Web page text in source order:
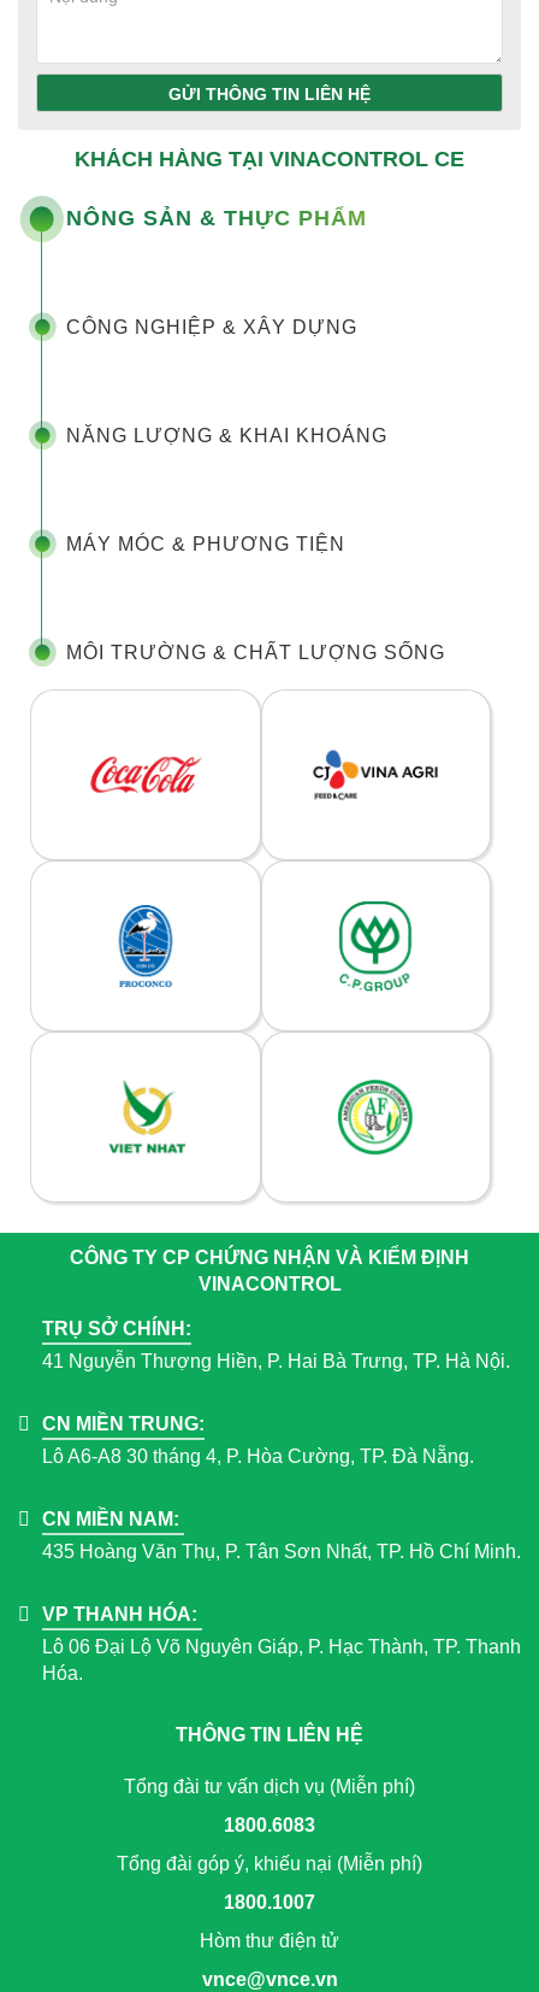
GỬI THÔNG TIN LIÊN HỆ
KHÁCH HÀNG TẠI VINACONTROL CE
NÔNG SẢN & THỰC PHẨM
CÔNG NGHIỆP & XÂY DỰNG
NĂNG LƯỢNG & KHAI KHOÁNG
MÁY MÓC & PHƯƠNG TIỆN
MÔI TRƯỜNG & CHẤT LƯỢNG SỐNG
CÔNG TY CP CHỨNG NHẬN VÀ KIỂM ĐỊNH
VINACONTROL
TRỤ SỞ CHÍNH:
41 Nguyễn Thượng Hiền, P. Hai Bà Trưng, TP. Hà Nội.
CN MIỀN TRUNG:
Lô A6-A8 30 tháng 4, P. Hòa Cường, TP. Đà Nẵng.
CN MIỀN NAM:
435 Hoàng Văn Thụ, P. Tân Sơn Nhất, TP. Hồ Chí Minh.
VP THANH HÓA:
Lô 06 Đại Lộ Võ Nguyên Giáp, P. Hạc Thành, TP. Thanh
Hóa.
THÔNG TIN LIÊN HỆ
Tổng đài tư vấn dịch vụ (Miễn phí)
1800.6083
Tổng đài góp ý, khiếu nại (Miễn phí)
1800.1007
Hòm thư điện tử
vnce@vnce.vn